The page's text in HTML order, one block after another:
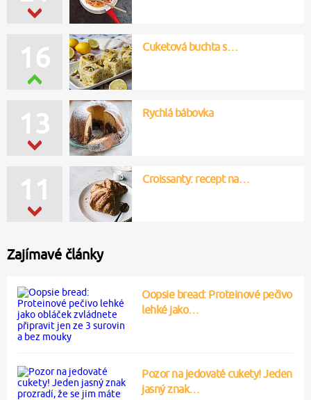
16 Cuketová buchta s…
13 Rychlá bábovka
11 Croissanty: recept na…
Zajímavé články
Oopsie bread: Proteinové pečivo
lehké jako…
Pozor na jedovaté cukety! Jeden
jasný znak…